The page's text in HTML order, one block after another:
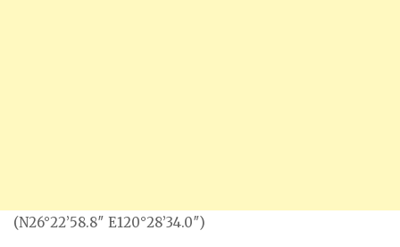
(N26°22’58.8″ E120°28’34.0″)